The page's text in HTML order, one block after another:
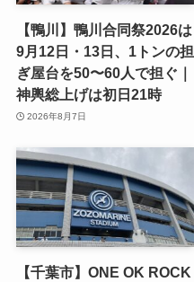
【鴨川】鴨川合同祭2026は
9月12日・13日、1トンの担
ぎ屋台を50〜60人で担ぐ｜
神輿総上げは初日21時
2026年8月7日
【千葉市】ONE OK ROCK